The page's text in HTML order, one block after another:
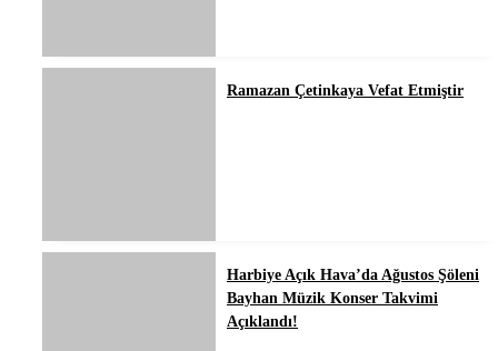
Ramazan Çetinkaya Vefat Etmiştir
Harbiye Açık Hava’da Ağustos Şöleni
Bayhan Müzik Konser Takvimi
Açıklandı!